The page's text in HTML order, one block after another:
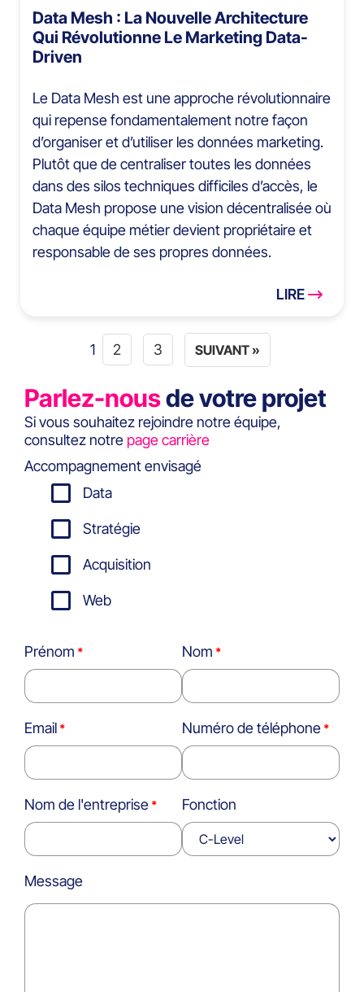
Data Mesh : La Nouvelle Architecture
Qui Révolutionne Le Marketing Data-
Driven
Le Data Mesh est une approche révolutionnaire
qui repense fondamentalement notre façon
d’organiser et d’utiliser les données marketing.
Plutôt que de centraliser toutes les données
dans des silos techniques difficiles d’accès, le
Data Mesh propose une vision décentralisée où
chaque équipe métier devient propriétaire et
responsable de ses propres données.
LIRE
1 2 3 SUIVANT »
Parlez-nousde votre projet
Si vous souhaitez rejoindre notre équipe,
consultez notre page carrière
Accompagnement envisagé
Data
Stratégie
Acquisition
Web
Prénom Nom
Email Numéro de téléphone
Nom de l'entreprise Fonction
Message